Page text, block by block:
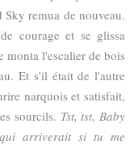
remua de nouveau.
courage et se glissa
monta l'escalier de bois
Et s'il était de l'autre
narquois et satisfait,
sourcils. Tst, tst, Baby
arriverait si tu me